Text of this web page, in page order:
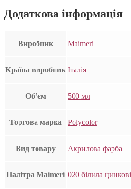
Додаткова інформація
Виробник Maimeri
Країна виробник Італія
Об’єм 500 мл
Торгова марка Polycolor
Вид товару Акрилова фарба
Палітра Maimeri 020 білила цинкові